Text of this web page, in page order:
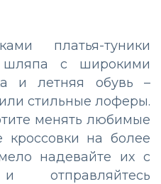
платья-туники
шляпа с широкими
и летняя обувь –
стильные лоферы.
менять любимые
на более
надевайте их с
отправляйтесь